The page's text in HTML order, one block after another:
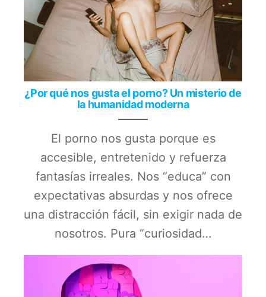
¿Por qué nos gusta el porno? Un misterio de
la humanidad moderna
El porno nos gusta porque es
accesible, entretenido y refuerza
fantasías irreales. Nos “educa” con
expectativas absurdas y nos ofrece
una distracción fácil, sin exigir nada de
nosotros. Pura “curiosidad…